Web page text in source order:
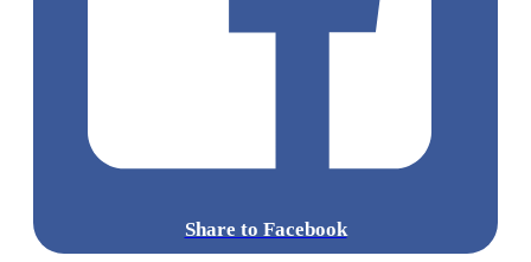
Share to Facebook